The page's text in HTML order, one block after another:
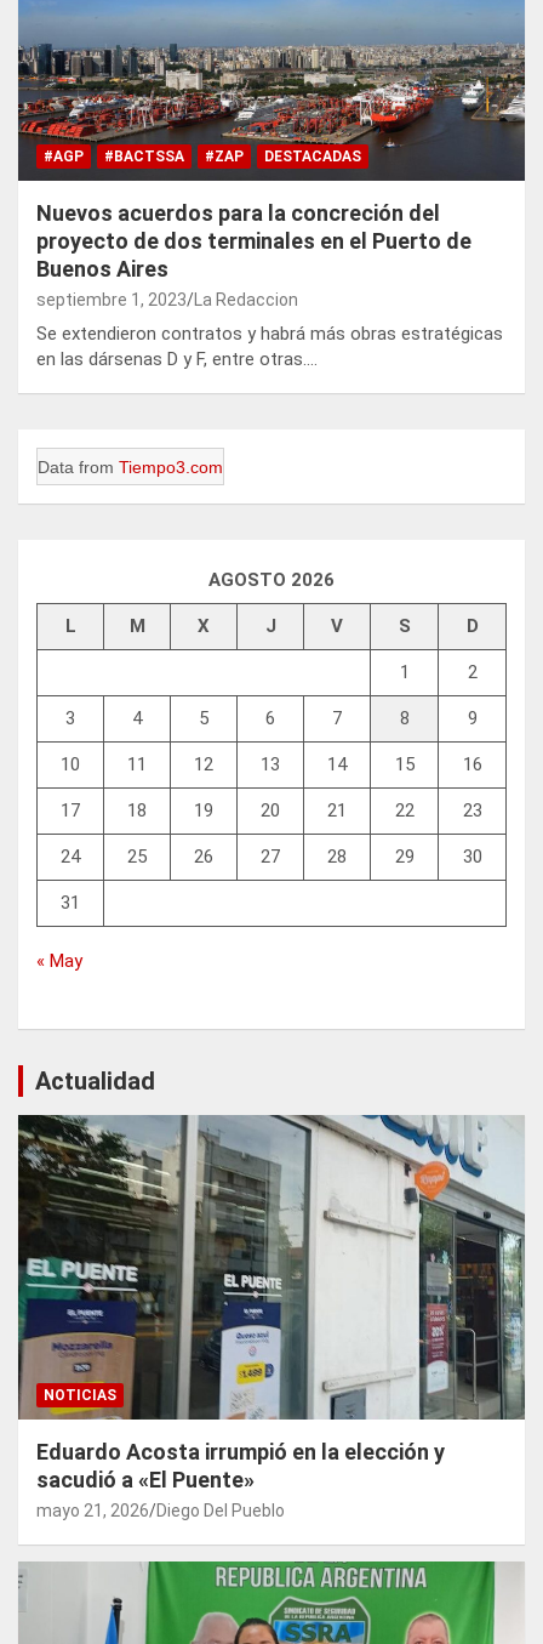
#AGP #BACTSSA #ZAP DESTACADAS
Nuevos acuerdos para la concreción del
proyecto de dos terminales en el Puerto de
Buenos Aires
septiembre 1, 2023 La Redaccion
Se extendieron contratos y habrá más obras estratégicas
en las dársenas D y F, entre otras.…
Data from Tiempo3.com
AGOSTO 2026
L M X J V S D
1 2
3 4 5 6 7 8 9
10 11 12 13 14 15 16
17 18 19 20 21 22 23
24 25 26 27 28 29 30
31
« May
Actualidad
NOTICIAS
Eduardo Acosta irrumpió en la elección y
sacudió a «El Puente»
mayo 21, 2026 Diego Del Pueblo